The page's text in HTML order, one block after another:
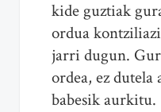
kide guztiak
ordua
jarri dugun.
ordea, ez dutela
babesik aurkitu.